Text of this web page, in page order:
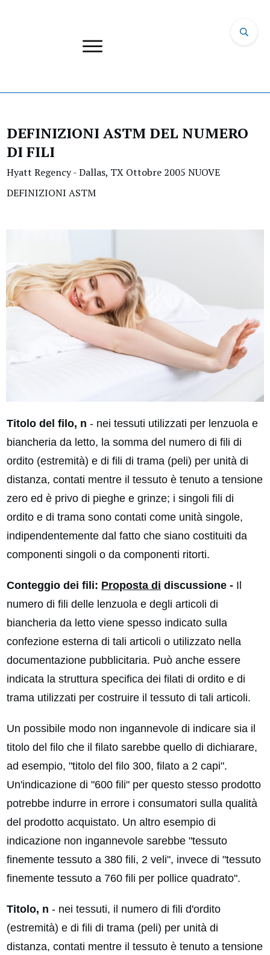
DEFINIZIONI ASTM DEL NUMERO
DI FILI
Hyatt Regency - Dallas, TX Ottobre 2005 NUOVE
DEFINIZIONI ASTM
Titolo del filo, n - nei tessuti utilizzati per lenzuola e
biancheria da letto, la somma del numero di fili di
ordito (estremità) e di fili di trama (peli) per unità di
distanza, contati mentre il tessuto è tenuto a tensione
zero ed è privo di pieghe e grinze; i singoli fili di
ordito e di trama sono contati come unità singole,
indipendentemente dal fatto che siano costituiti da
componenti singoli o da componenti ritorti.
Conteggio dei fili: Proposta di discussione - Il
numero di fili delle lenzuola e degli articoli di
biancheria da letto viene spesso indicato sulla
confezione esterna di tali articoli o utilizzato nella
documentazione pubblicitaria. Può anche essere
indicata la struttura specifica dei filati di ordito e di
trama utilizzati per costruire il tessuto di tali articoli.
Un possibile modo non ingannevole di indicare sia il
titolo del filo che il filato sarebbe quello di dichiarare,
ad esempio, "titolo del filo 300, filato a 2 capi".
Un'indicazione di "600 fili" per questo stesso prodotto
potrebbe indurre in errore i consumatori sulla qualità
del prodotto acquistato. Un altro esempio di
indicazione non ingannevole sarebbe "tessuto
finemente tessuto a 380 fili, 2 veli", invece di "tessuto
finemente tessuto a 760 fili per pollice quadrato".
Titolo, n - nei tessuti, il numero di fili d'ordito
(estremità) e di fili di trama (peli) per unità di
distanza, contati mentre il tessuto è tenuto a tensione